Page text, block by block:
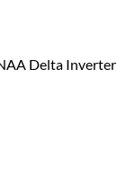
Delta Inverter